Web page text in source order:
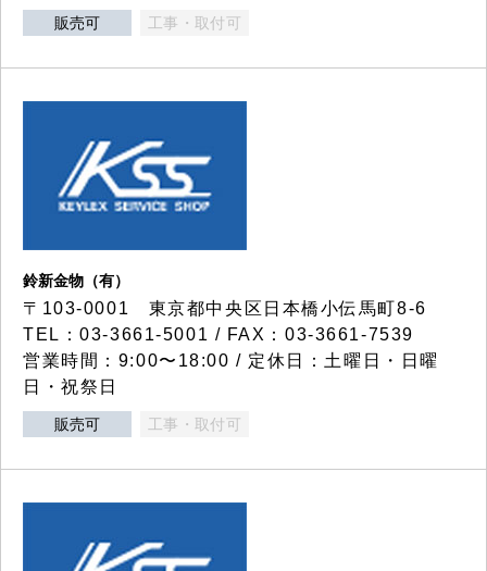
販売可 工事・取付可
鈴新金物（有）
〒103-0001 東京都中央区日本橋小伝馬町8-6
TEL：03-3661-5001 / FAX：03-3661-7539
営業時間：9:00〜18:00 / 定休日：土曜日・日曜
日・祝祭日
販売可 工事・取付可